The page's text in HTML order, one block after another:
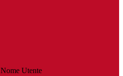
Nome Utente